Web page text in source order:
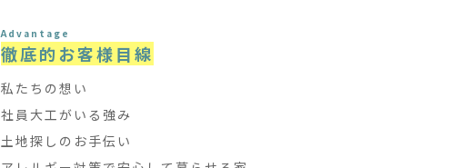
Advantage
徹底的お客様目線
私たちの想い
社員大工がいる強み
土地探しのお手伝い